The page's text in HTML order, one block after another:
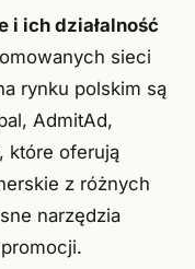
i ich działalność
sieci
rynku polskim są
AdmitAd,
które oferują
z różnych
narzędzia